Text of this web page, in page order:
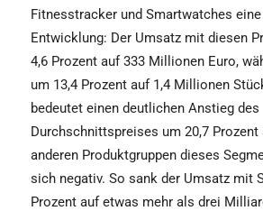
Fitnesstracker und Smartwatches
Entwicklung: Der Umsatz mit diesen
4,6 Prozent auf 333 Millionen Euro,
um 13,4 Prozent auf 1,4 Millionen
bedeutet einen deutlichen Anstieg des
Durchschnittspreises um 20,7
anderen Produktgruppen dieses
sich negativ. So sank der Umsatz mit
Prozent auf etwas mehr als drei